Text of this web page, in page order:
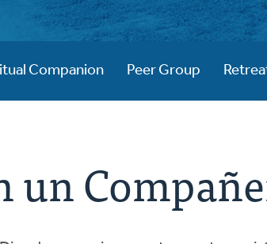
Companion Peer Group
un